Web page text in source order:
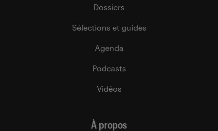
Dossiers
Sélections et guides
Agenda
Podcasts
Vidéos
À propos